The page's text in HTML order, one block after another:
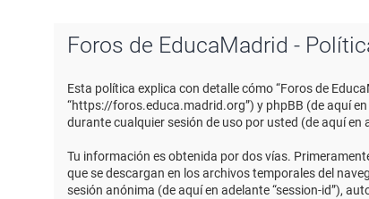
Foros de EducaMadrid -
Esta política explica con detalle cómo “Foros de
“https://foros.educa.madrid.org”) y phpBB (de aquí en
durante cualquier sesión de uso por usted (de aquí en
Tu información es obtenida por dos vías.
que se descargan en los archivos temporales del
sesión anónima (de aquí en adelante “session-id”),